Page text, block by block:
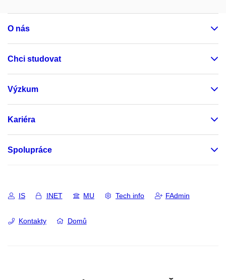
O nás
Chci studovat
Výzkum
Kariéra
Spolupráce
IS INET MU Tech info FAdmin
Kontakty Domů